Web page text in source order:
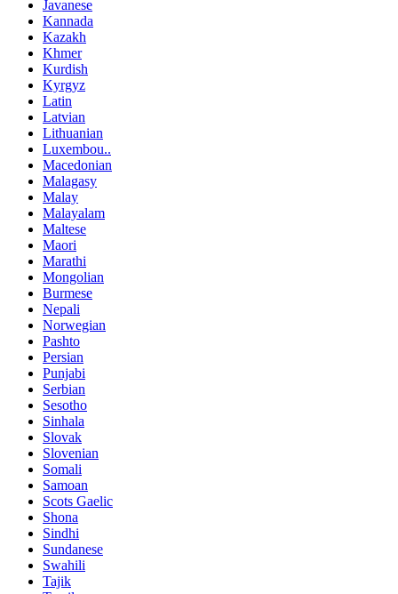
Javanese
Kannada
Kazakh
Khmer
Kurdish
Kyrgyz
Latin
Latvian
Lithuanian
Luxembou..
Macedonian
Malagasy
Malay
Malayalam
Maltese
Maori
Marathi
Mongolian
Burmese
Nepali
Norwegian
Pashto
Persian
Punjabi
Serbian
Sesotho
Sinhala
Slovak
Slovenian
Somali
Samoan
Scots Gaelic
Shona
Sindhi
Sundanese
Swahili
Tajik